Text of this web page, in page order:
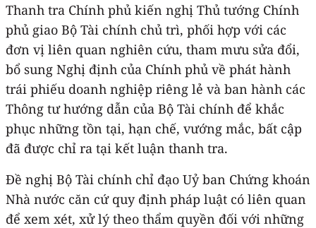
Thanh tra Chính phủ kiến nghị Thủ tướng Chính
phủ giao Bộ Tài chính chủ trì, phối hợp với các
đơn vị liên quan nghiên cứu, tham mưu sửa đổi,
bổ sung Nghị định của Chính phủ về phát hành
trái phiếu doanh nghiệp riêng lẻ và ban hành các
Thông tư hướng dẫn của Bộ Tài chính để khắc
phục những tồn tại, hạn chế, vướng mắc, bất cập
đã được chỉ ra tại kết luận thanh tra.
Đề nghị Bộ Tài chính chỉ đạo Uỷ ban Chứng khoán
Nhà nước căn cứ quy định pháp luật có liên quan
để xem xét, xử lý theo thẩm quyền đối với những